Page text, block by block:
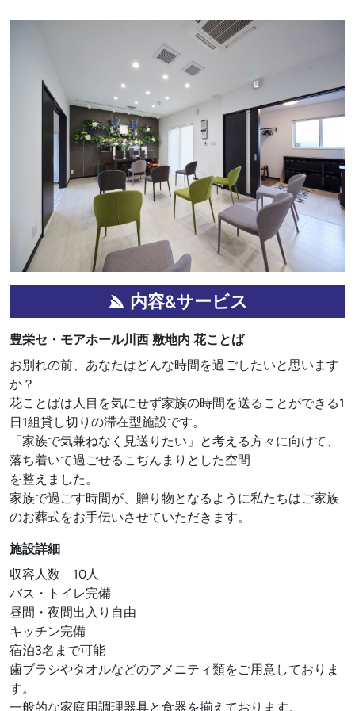
内容&サービス
豊栄セ・モアホール川西 敷地内 花ことば
お別れの前、あなたはどんな時間を過ごしたいと思います
か？
花ことばは人目を気にせず家族の時間を送ることができる1
日1組貸し切りの滞在型施設です。
「家族で気兼ねなく見送りたい」と考える方々に向けて、
落ち着いて過ごせるこぢんまりとした空間
を整えました。
家族で過ごす時間が、贈り物となるように私たちはご家族
のお葬式をお手伝いさせていただきます。
施設詳細
収容人数 10人
バス・トイレ完備
昼間・夜間出入り自由
キッチン完備
宿泊3名まで可能
歯ブラシやタオルなどのアメニティ類をご用意しておりま
す。
一般的な家庭用調理器具と食器を揃えております。